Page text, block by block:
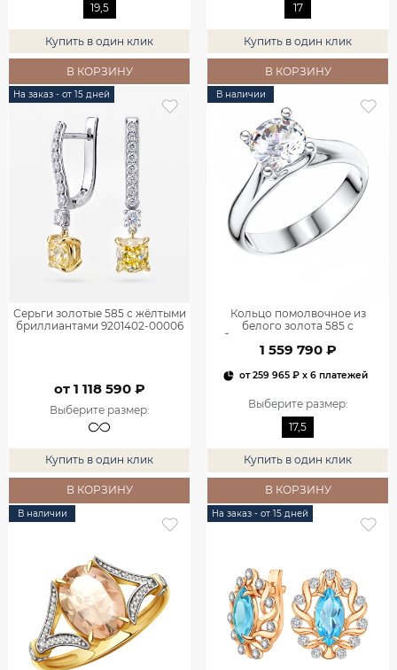
19,5
Купить в один клик
В КОРЗИНУ
17
Купить в один клик
В КОРЗИНУ
На заказ - от 15 дней
Серьги золотые 585 с жёлтыми
бриллиантами 9201402-00006
от 1 118 590 ₽
Выберите размер:
Купить в один клик
В КОРЗИНУ
В наличии
Кольцо помолвочное из
белого золота 585 с
бриллиантом 1,12 ct 9101319-
00002
1 559 790 ₽
от259 965 ₽x 6 платежей
Выберите размер:
17,5
Купить в один клик
В КОРЗИНУ
В наличии На заказ - от 15 дней